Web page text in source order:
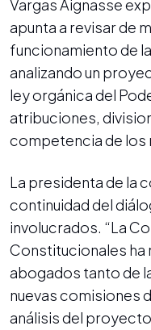
Vargas Aignasse
apunta a revisar de
funcionamiento de
analizando un
ley orgánica del
atribuciones,
competencia de los
La presidenta de la
continuidad del
involucrados. “La
Constitucionales ha
abogados tanto de
nuevas comisiones
análisis del